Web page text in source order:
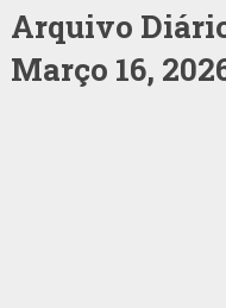
Arquivo
Março 16,